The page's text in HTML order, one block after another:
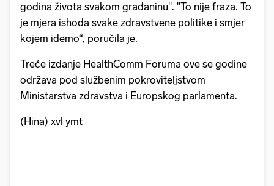
godina života svakom građaninu". "To nije fraza. To
je mjera ishoda svake zdravstvene politike i smjer
kojem idemo“, poručila je.
Treće izdanje HealthComm Foruma ove se godine
održava pod službenim pokroviteljstvom
Ministarstva zdravstva i Europskog parlamenta.
(Hina) xvl ymt